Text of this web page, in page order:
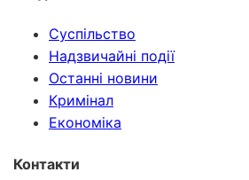
Суспільство
Надзвичайні події
Останні новини
Кримінал
Економіка
Контакти